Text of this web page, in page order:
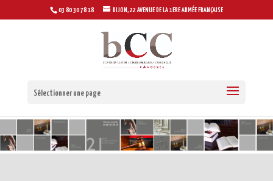
03 80 30 78 18 DIJON, 22 AVENUE DE LA 1ERE ARMÉE FRANÇAISE
Sélectionner une page